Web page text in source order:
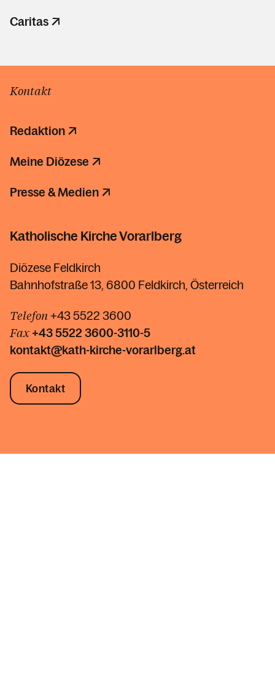
Caritas
Kontakt
Redaktion
Meine Diözese
Presse & Medien
Katholische Kirche Vorarlberg
Diözese Feldkirch
Bahnhofstraße 13, 6800 Feldkirch, Österreich
Telefon +43 5522 3600
Fax+43 5522 3600-3110-5
kontakt@kath-kirche-vorarlberg.at
Kontakt